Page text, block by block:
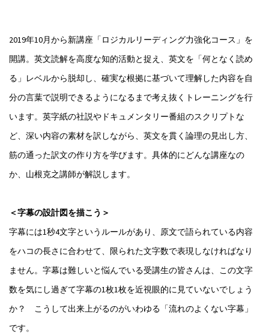
2019年10月から新講座「ロジカルリーディング力強化コース」を
開講。英文読解を高度な知的活動と捉え、英文を「何となく読め
る」レベルから脱却し、確実な根拠に基づいて理解した内容を自
分の言葉で説明できるようになるまで考え抜くトレーニングを行
います。英字紙の社説やドキュメンタリー番組のスクリプトな
ど、深い内容の素材を訳しながら、英文を貫く論理の見出し方、
筋の通った訳文の作り方を学びます。具体的にどんな講座なの
か、山根克之講師が解説します。
＜字幕の設計図を描こう＞
字幕には1秒4文字というルールがあり、原文で語られている内容
をハコの長さに合わせて、限られた文字数で表現しなければなり
ません。字幕は難しいと悩んでいる受講生の皆さんは、この文字
数を気にし過ぎて字幕の1枚1枚を近視眼的に見ていないでしょう
か？ こうして出来上がるのがいわゆる「流れのよくない字幕」
です。